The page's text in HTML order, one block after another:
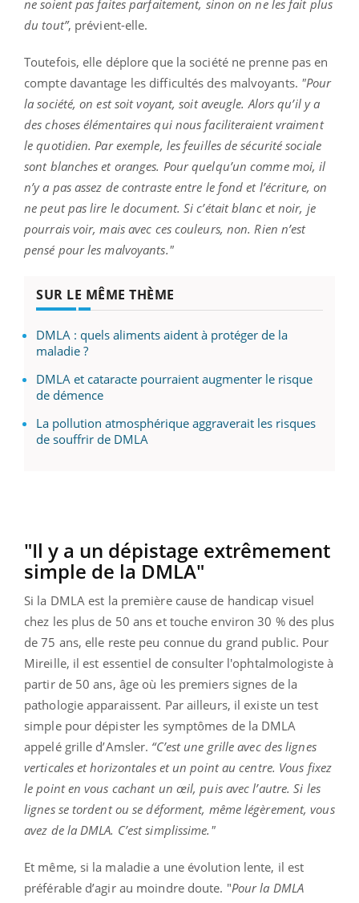
ne soient pas faites parfaitement, sinon on ne les fait plus
du tout”, prévient-elle.
Toutefois, elle déplore que la société ne prenne pas en
compte davantage les difficultés des malvoyants. "Pour
la société, on est soit voyant, soit aveugle. Alors qu’il y a
des choses élémentaires qui nous faciliteraient vraiment
le quotidien. Par exemple, les feuilles de sécurité sociale
sont blanches et oranges. Pour quelqu’un comme moi, il
n’y a pas assez de contraste entre le fond et l’écriture, on
ne peut pas lire le document. Si c’était blanc et noir, je
pourrais voir, mais avec ces couleurs, non. Rien n’est
pensé pour les malvoyants."
SUR LE MÊME THÈME
DMLA : quels aliments aident à protéger de la
maladie ?
DMLA et cataracte pourraient augmenter le risque
de démence
La pollution atmosphérique aggraverait les risques
de souffrir de DMLA
"Il y a un dépistage extrêmement
simple de la DMLA"
Si la DMLA est la première cause de handicap visuel
chez les plus de 50 ans et touche environ 30 % des plus
de 75 ans, elle reste peu connue du grand public. Pour
Mireille, il est essentiel de consulter l'ophtalmologiste à
partir de 50 ans, âge où les premiers signes de la
pathologie apparaissent. Par ailleurs, il existe un test
simple pour dépister les symptômes de la DMLA
appelé grille d’Amsler. “C’est une grille avec des lignes
verticales et horizontales et un point au centre. Vous fixez
le point en vous cachant un œil, puis avec l’autre. Si les
lignes se tordent ou se déforment, même légèrement, vous
avez de la DMLA. C’est simplissime."
Et même, si la maladie a une évolution lente, il est
préférable d’agir au moindre doute. "Pour la DMLA